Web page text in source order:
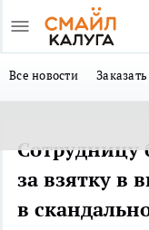
Все новости
Сотрудницу
за взятку в
в